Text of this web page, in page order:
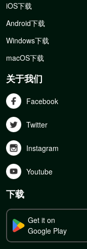
iOS下载
Android下载
Windows下载
macOS下载
关于我们
Facebook
Twitter
Instagram
Youtube
下载
Get it on
Google Play